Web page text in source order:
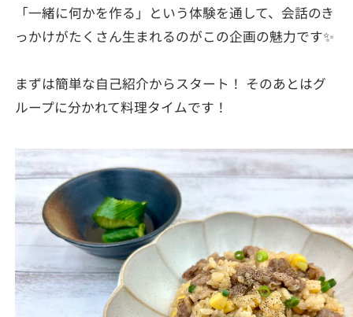
「一緒に何かを作る」という体験を通して、会話のき
っかけがたくさん生まれるのがこの企画の魅力です✨
まずは簡単な自己紹介からスタート！ そのあとはグ
ループに分かれて料理タイムです！